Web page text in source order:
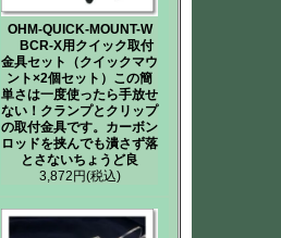
OHM-QUICK-MOUNT-W
BCR-X用クイック取付
金具セット（クイックマウ
ント×2個セット）この簡
単さは一度使ったら手放せ
ない！クランプとクリップ
の取付金具です。カーボン
ロッドを挟んでも潰さず落
とさないちょうど良
3,872円(税込)